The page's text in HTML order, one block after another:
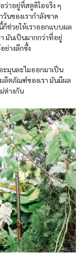
ว่าอยู่ที่สตูดิโอจริง ๆ
นของเรากำลังขาด
ช่วยให้เราออกแบบผล
า มันเป็นมากกว่าที่อยู่
ย่างลึกซึ้ง
ะมุนละไมออกมาเป็น
ลิตภัณฑ์ของเรา มันมีผล
ต่างกัน